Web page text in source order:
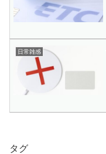
日常雑感
タグ